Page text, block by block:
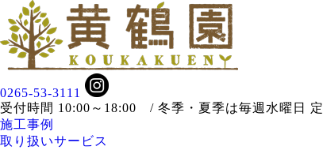
0265-53-3111
受付時間 10:00～18:00 / 冬季・夏季は毎週水曜日
施工事例
取り扱いサービス